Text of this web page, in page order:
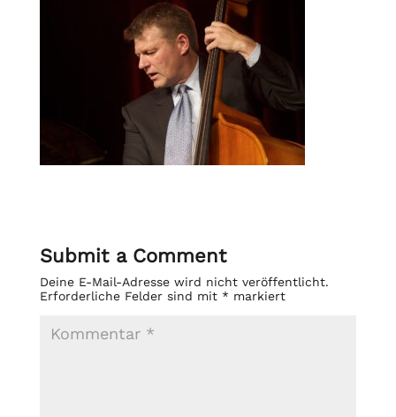
Submit a Comment
Deine E-Mail-Adresse wird nicht veröffentlicht.
Erforderliche Felder sind mit *markiert